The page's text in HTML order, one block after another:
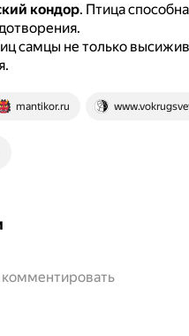
кондор. Птица
самцы не только
mantikor.ru